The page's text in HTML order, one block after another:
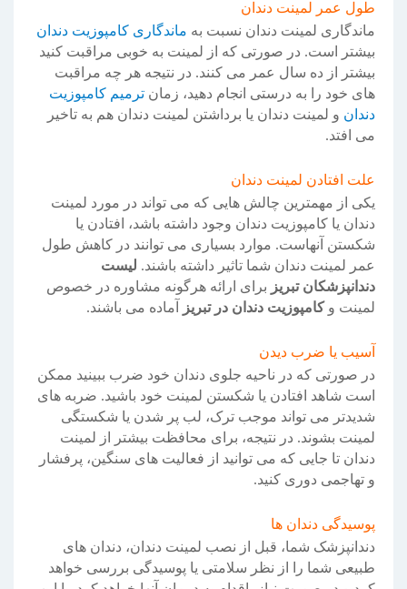
طول عمر لمینت دندان
ماندگاری لمینت دندان نسبت به ماندگاری کامپوزیت دندان
بیشتر است. در صورتی که از لمینت به خوبی مراقبت کنید
بیشتر از ده سال عمر می کنند. در نتیجه هر چه مراقبت
های خود را به درستی انجام دهید، زمان ترمیم کامپوزیت
دندان و لمینت دندان یا برداشتن لمینت دندان هم به تاخیر
می افتد.
علت افتادن لمینت دندان
یکی از مهمترین چالش هایی که می تواند در مورد لمینت
دندان یا کامپوزیت دندان وجود داشته باشد، افتادن یا
شکستن آنهاست. موارد بسیاری می توانند در کاهش طول
عمر لمینت دندان شما تاثیر داشته باشند. لیست
دندانپزشکان تبریز برای ارائه هرگونه مشاوره در خصوص
لمینت وکامپوزیت دندان در تبریز آماده می باشند.
آسیب یا ضرب دیدن
در صورتی که در ناحیه جلوی دندان خود ضرب ببینید ممکن
است شاهد افتادن یا شکستن لمینت خود باشید. ضربه های
شدیدتر می تواند موجب ترک، لب پر شدن یا شکستگی
لمینت بشوند. در نتیجه، برای محافظت بیشتر از لمینت
دندان تا جایی که می توانید از فعالیت های سنگین، پرفشار
و تهاجمی دوری کنید.
پوسیدگی دندان ها
دندانپزشک شما، قبل از نصب لمینت دندان، دندان های
طبیعی شما را از نظر سلامتی یا پوسیدگی بررسی خواهد